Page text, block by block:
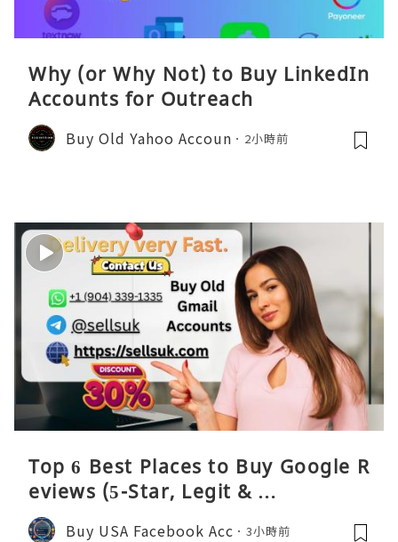
Why (or Why Not) to Buy LinkedIn
Accounts for Outreach
Buy Old Yahoo Accoun 2小時前
Top 6 Best Places to Buy Google R
eviews (5-Star, Legit & …
Buy USA Facebook Acc 3小時前